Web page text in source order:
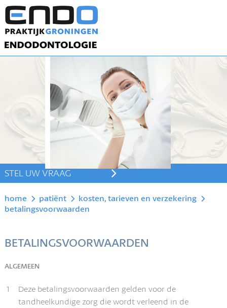
STEL UW VRAAG
home patiënt
kosten, tarieven en verzekering
betalingsvoorwaarden
BETALINGSVOORWAARDEN
ALGEMEEN
1
Deze betalingsvoorwaarden gelden voor de
tandheelkundige zorg die wordt verleend in de